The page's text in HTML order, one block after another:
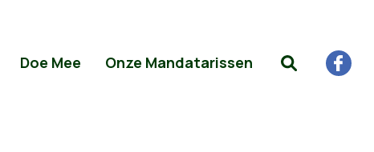
Doe Mee Onze Mandatarissen